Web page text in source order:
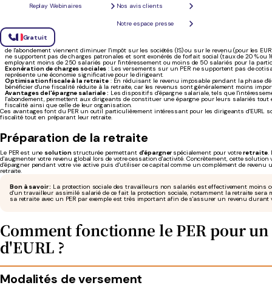
Replay Webinaires Nos avis clients
Notre espace presse
Gratuit
Avantages fiscaux
Les avantages fiscaux des Plans d'Épargne Retraite (PER) individuels en France incluent :
Déduction des versements du revenu imposable
revenu imposable, dans la limite de certains plafonds.
Réduction de l'impôt sur les sociétés (IS)
de l'abondement viennent diminuer l'impôt sur les sociétés (IS) ou sur le revenu (pour les
ne supportent pas de charges patronales et sont exonérés de forfait social (taux de 20 % ou
employant moins de 250 salariés pour l'intéressement ou moins de 50 salariés pour la
Exonération de charges sociales : Les versements sur un PER ne supportent pas de
représente une économie significative pour le dirigeant.
Optimisation fiscale à la retraite: En réduisant le revenu imposable pendant la phase
bénéficier d'une fiscalité réduite à la retraite, car les revenus sont généralement moins
Avantages de l'épargne salariale : Les dispositifs d'épargne salariale, tels que
l'abondement, permettent aux dirigeants de constituer une épargne pour leurs salariés tout
fiscalité ainsi que celle de leur organisation.
Ces avantages font du PER un outil particulièrement intéressant pour les dirigeants d'EURL
fiscalité tout en préparant leur retraite.
Préparation de la retraite
Le PER est une solution structurée permettant d'épargner spécialement pour votreretraite.
d'augmenter votre revenu global lors de votre cessation d'activité. Concrètement, cette solution
d'épargner pendant votre vie active puis d'utiliser ce capital comme un complément de revenu
retraite.
Bon à savoir : La protection sociale des travailleurs non salariés est effectivement moins
d'un travailleur assimilé salarié de ce fait la protection sociale, notamment la retraite sera
sa retraite avec un PER par exemple est très important afin de s'assurer un revenu durant
Comment fonctionne le PER pour
d'EURL ?
Modalités de versement